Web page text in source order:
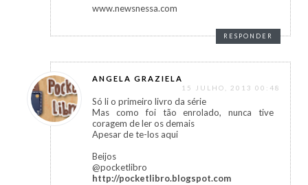
www.newsnessa.com
RESPONDER
ANGELA GRAZIELA
15 JULHO, 2013 00:48
Só li o primeiro livro da série
Mas como foi tão enrolado, nunca tive
coragem de ler os demais
Apesar de te-los aqui
Beijos
@pocketlibro
http://pocketlibro.blogspot.com